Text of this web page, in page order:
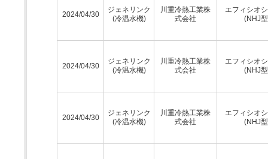
2024/04/30
ジェネリンク
(冷温水機)
川重冷熱工業株
式会社
エフィシオ
(NHJ
2024/04/30
ジェネリンク
(冷温水機)
川重冷熱工業株
式会社
エフィシオ
(NHJ
2024/04/30
ジェネリンク
(冷温水機)
川重冷熱工業株
式会社
エフィシオ
(NHJ